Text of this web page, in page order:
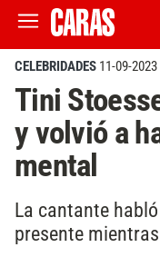
CELEBRIDADES 11-09-
Tini
y volvió a
mental
La cantante
presente